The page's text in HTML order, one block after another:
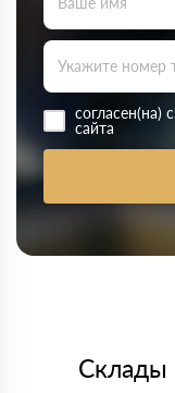
согласен(на) с
сайта
Склады